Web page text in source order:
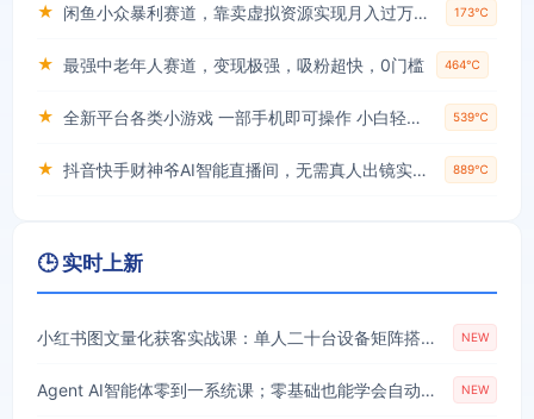
★ 闲鱼小众暴利赛道，靠卖虚拟资源实现月入过万，谁做谁赚钱 173℃
★ 最强中老年人赛道，变现极强，吸粉超快，0门槛 464℃
★ 全新平台各类小游戏 一部手机即可操作 小白轻松上手 长期稳定 居家月入过万！！！ 539℃
★ 抖音快手财神爷AI智能直播间，无需真人出镜实时互动，不封号礼物打赏赚到手软 889℃
🕒 实时上新
小红书图文量化获客实战课：单人二十台设备矩阵搭建，标准化流程高效批量引流获客 NEW
Agent AI智能体零到一系统课；零基础也能学会自动化实战，从核心概念到Coze工作流搭建完整覆盖 NEW